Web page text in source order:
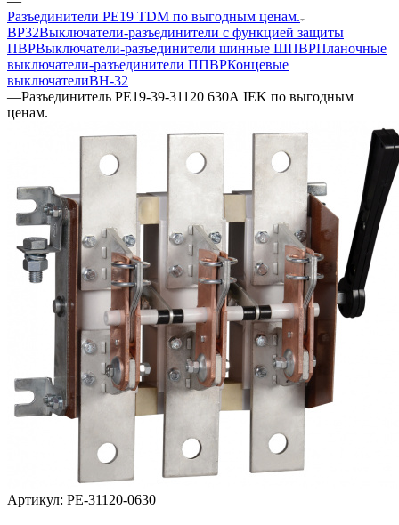
Разъединители РЕ19 TDM по выгодным ценам.
ВР32Выключатели-разъединители с функцией защиты
ПВРВыключатели-разъединители шинные ШПВРПланочные
выключатели-разъединители ППВРКонцевые
выключателиВН-32
—Разъединитель РЕ19-39-31120 630А IEK по выгодным
ценам.
Артикул: PE-31120-0630